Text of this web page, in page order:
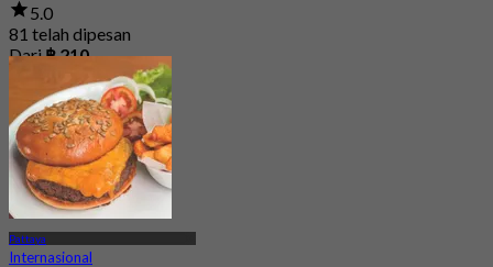
5.0
81 telah dipesan
Dari฿ 210
Pattaya
Internasional